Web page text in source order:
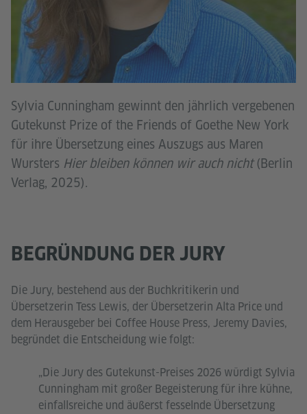
Sylvia Cunningham gewinnt den jährlich vergebenen
Gutekunst Prize of the Friends of Goethe New York
für ihre Übersetzung eines Auszugs aus Maren
Wursters Hier bleiben können wir auch nicht(Berlin
Verlag, 2025).
BEGRÜNDUNG DER JURY
Die Jury, bestehend aus der Buchkritikerin und
Übersetzerin Tess Lewis, der Übersetzerin Alta Price und
dem Herausgeber bei Coffee House Press, Jeremy Davies,
begründet die Entscheidung wie folgt:
„Die Jury des Gutekunst-Preises 2026 würdigt Sylvia
Cunningham mit großer Begeisterung für ihre kühne,
einfallsreiche und äußerst fesselnde Übersetzung